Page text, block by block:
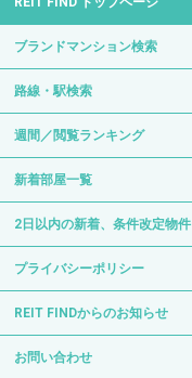
ブランドマンション検索
路線・駅検索
週間／閲覧ランキング
新着部屋一覧
2日以内の新着、条件改定物件
プライバシーポリシー
REIT FINDからのお知らせ
お問い合わせ